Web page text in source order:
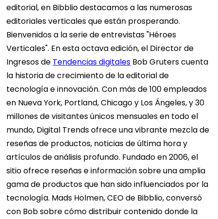
editorial, en Bibblio destacamos a las numerosas
editoriales verticales que están prosperando.
Bienvenidos a la serie de entrevistas "Héroes
Verticales". En esta octava edición, el Director de
Ingresos de Tendencias digitales Bob Gruters cuenta
la historia de crecimiento de la editorial de
tecnología e innovación. Con más de 100 empleados
en Nueva York, Portland, Chicago y Los Ángeles, y 30
millones de visitantes únicos mensuales en todo el
mundo, Digital Trends ofrece una vibrante mezcla de
reseñas de productos, noticias de última hora y
artículos de análisis profundo. Fundado en 2006, el
sitio ofrece reseñas e información sobre una amplia
gama de productos que han sido influenciados por la
tecnología. Mads Holmen, CEO de Bibblio, conversó
con Bob sobre cómo distribuir contenido donde la